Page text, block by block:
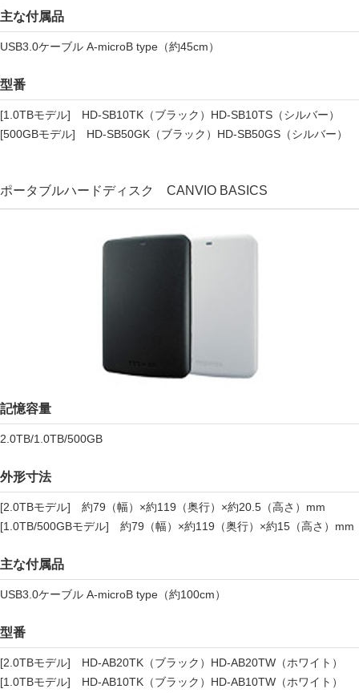
主な付属品
USB3.0ケーブル A-microB type（約45cm）
型番
[1.0TBモデル] HD-SB10TK（ブラック）HD-SB10TS（シルバー）
[500GBモデル] HD-SB50GK（ブラック）HD-SB50GS（シルバー）
ポータブルハードディスク CANVIO BASICS
記憶容量
2.0TB/1.0TB/500GB
外形寸法
[2.0TBモデル] 約79（幅）×約119（奥行）×約20.5（高さ）mm
[1.0TB/500GBモデル] 約79（幅）×約119（奥行）×約15（高さ）mm
主な付属品
USB3.0ケーブル A-microB type（約100cm）
型番
[2.0TBモデル] HD-AB20TK（ブラック）HD-AB20TW（ホワイト）
[1.0TBモデル] HD-AB10TK（ブラック）HD-AB10TW（ホワイト）